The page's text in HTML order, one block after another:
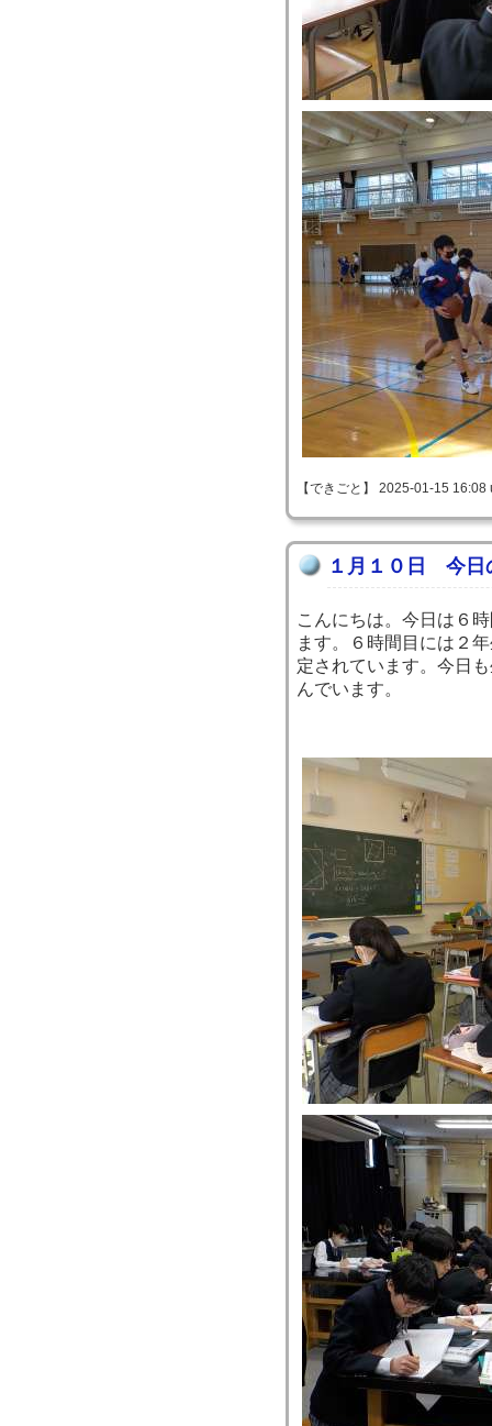
【できごと】 2025-01-15
１月１０日 今日
こんにちは。今日は６
ます。６時間目には２
定されています。今日
んでいます。